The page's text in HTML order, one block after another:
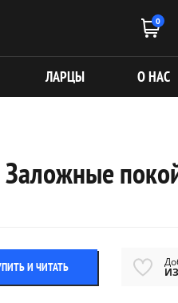
0
ЛАРЦЫ О НАС
И ЧИТАТЬ